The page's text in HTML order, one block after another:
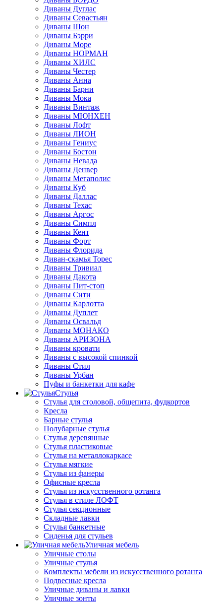
Диваны Дуглас
Диваны Севастьян
Диваны Шон
Диваны Бэрри
Диваны Море
Диваны НОРМАН
Диваны ХИЛС
Диваны Честер
Диваны Анна
Диваны Барни
Диваны Мока
Диваны Винтаж
Диваны МЮНХЕН
Диваны Лофт
Диваны ЛИОН
Диваны Гениус
Диваны Бостон
Диваны Невада
Диваны Денвер
Диваны Мегаполис
Диваны Куб
Диваны Даллас
Диваны Техас
Диваны Аргос
Диваны Симпл
Диваны Кент
Диваны Форт
Диваны Флорида
Диван-скамья Торес
Диваны Тривиал
Диваны Дакота
Диваны Пит-стоп
Диваны Сити
Диваны Карлотта
Диваны Дуплет
Диваны Освальд
Диваны МОНАКО
Диваны АРИЗОНА
Диваны кровати
Диваны с высокой спинкой
Диваны Стил
Диваны Урбан
Пуфы и банкетки для кафе
Стулья
Стулья для столовой, общепита, фудкортов
Кресла
Барные стулья
Полубарные стулья
Стулья деревянные
Стулья пластиковые
Стулья на металлокаркасе
Стулья мягкие
Стулья из фанеры
Офисные кресла
Стулья из искусственного ротанга
Стулья в стиле ЛОФТ
Стулья секционные
Складные лавки
Стулья банкетные
Сиденья для стульев
Уличная мебель
Уличные столы
Уличные стулья
Комплекты мебели из искусственного ротанга
Подвесные кресла
Уличные диваны и лавки
Уличные зонты